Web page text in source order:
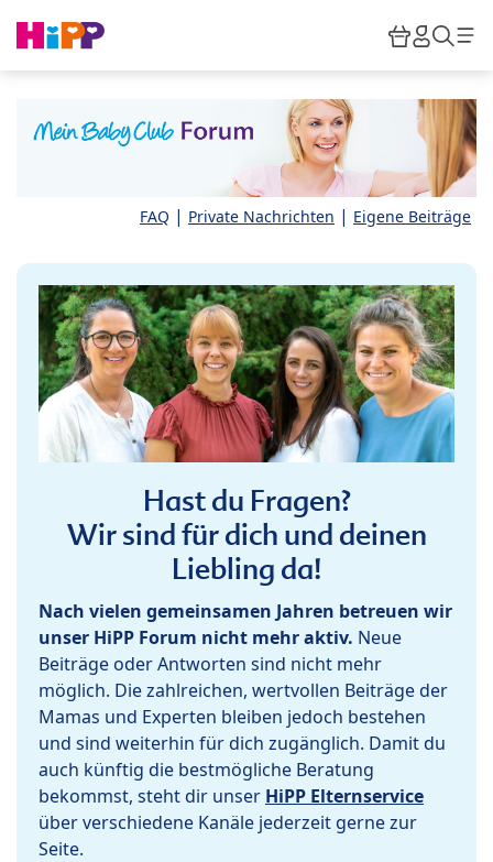
HiPP
FAQ | Private Nachrichten | Eigene Beiträge
Hast du Fragen?
Wir sind für dich und deinen
Liebling da!
Nach vielen gemeinsamen Jahren betreuen wir
unser HiPP Forum nicht mehr aktiv. Neue
Beiträge oder Antworten sind nicht mehr
möglich. Die zahlreichen, wertvollen Beiträge der
Mamas und Experten bleiben jedoch bestehen
und sind weiterhin für dich zugänglich. Damit du
auch künftig die bestmögliche Beratung
bekommst, steht dir unser HiPP Elternservice
über verschiedene Kanäle jederzeit gerne zur
Seite.